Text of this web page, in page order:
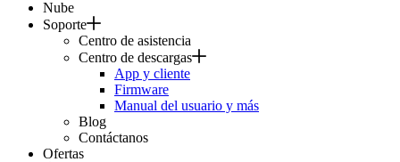
Nube
Soporte
Centro de asistencia
Centro de descargas
App y cliente
Firmware
Manual del usuario y más
Blog
Contáctanos
Ofertas